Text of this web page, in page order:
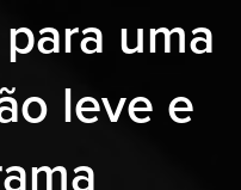
uma
leve e